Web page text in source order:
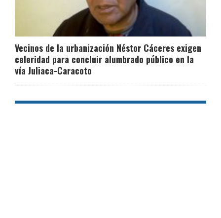
Vecinos de la urbanización Néstor Cáceres exigen
celeridad para concluir alumbrado público en la
vía Juliaca-Caracoto